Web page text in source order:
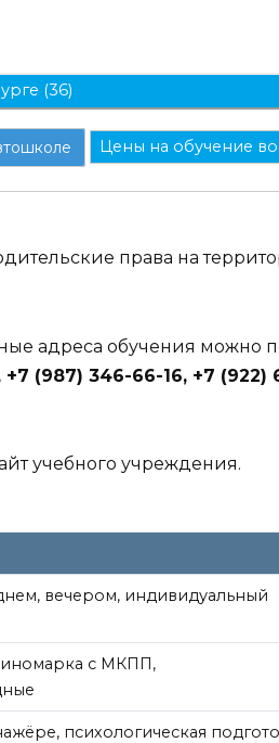
(36)
Цены на обучение
права на
адреса обучения можно
(987) 346-66-16, +7 (922)
учебного учреждения.
вечером, индивидуальный
иномарка с МКПП,
психологическая